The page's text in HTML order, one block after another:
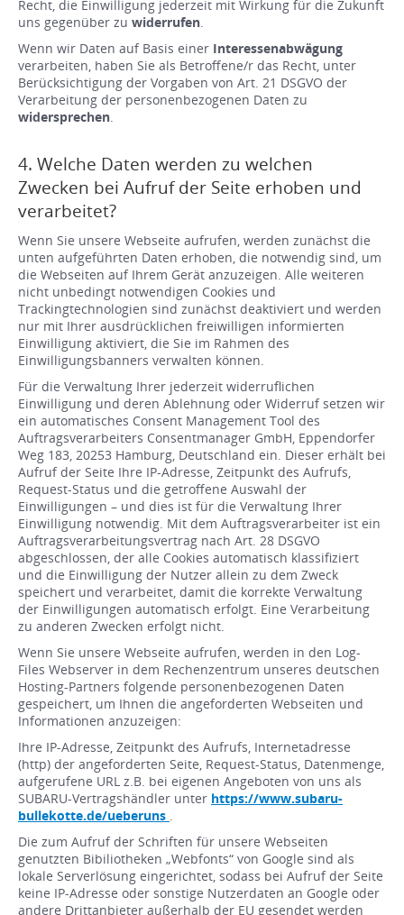
Recht, die Einwilligung jederzeit mit Wirkung für die Zukunft
uns gegenüber zu widerrufen.
Wenn wir Daten auf Basis einer Interessenabwägung
verarbeiten, haben Sie als Betroffene/r das Recht, unter
Berücksichtigung der Vorgaben von Art. 21 DSGVO der
Verarbeitung der personenbezogenen Daten zu
widersprechen.
4. Welche Daten werden zu welchen
Zwecken bei Aufruf der Seite erhoben und
verarbeitet?
Wenn Sie unsere Webseite aufrufen, werden zunächst die
unten aufgeführten Daten erhoben, die notwendig sind, um
die Webseiten auf Ihrem Gerät anzuzeigen. Alle weiteren
nicht unbedingt notwendigen Cookies und
Trackingtechnologien sind zunächst deaktiviert und werden
nur mit Ihrer ausdrücklichen freiwilligen informierten
Einwilligung aktiviert, die Sie im Rahmen des
Einwilligungsbanners verwalten können.
Für die Verwaltung Ihrer jederzeit widerruflichen
Einwilligung und deren Ablehnung oder Widerruf setzen wir
ein automatisches Consent Management Tool des
Auftragsverarbeiters Consentmanager GmbH, Eppendorfer
Weg 183, 20253 Hamburg, Deutschland ein. Dieser erhält bei
Aufruf der Seite Ihre IP-Adresse, Zeitpunkt des Aufrufs,
Request-Status und die getroffene Auswahl der
Einwilligungen – und dies ist für die Verwaltung Ihrer
Einwilligung notwendig. Mit dem Auftragsverarbeiter ist ein
Auftragsverarbeitungsvertrag nach Art. 28 DSGVO
abgeschlossen, der alle Cookies automatisch klassifiziert
und die Einwilligung der Nutzer allein zu dem Zweck
speichert und verarbeitet, damit die korrekte Verwaltung
der Einwilligungen automatisch erfolgt. Eine Verarbeitung
zu anderen Zwecken erfolgt nicht.
Wenn Sie unsere Webseite aufrufen, werden in den Log-
Files Webserver in dem Rechenzentrum unseres deutschen
Hosting-Partners folgende personenbezogenen Daten
gespeichert, um Ihnen die angeforderten Webseiten und
Informationen anzuzeigen:
Ihre IP-Adresse, Zeitpunkt des Aufrufs, Internetadresse
(http) der angeforderten Seite, Request-Status, Datenmenge,
aufgerufene URL z.B. bei eigenen Angeboten von uns als
SUBARU-Vertragshändler unter https://www.subaru-
bullekotte.de/ueberuns .
Die zum Aufruf der Schriften für unsere Webseiten
genutzten Bibiliotheken „Webfonts“ von Google sind als
lokale Serverlösung eingerichtet, sodass bei Aufruf der Seite
keine IP-Adresse oder sonstige Nutzerdaten an Google oder
andere Drittanbieter außerhalb der EU gesendet werden